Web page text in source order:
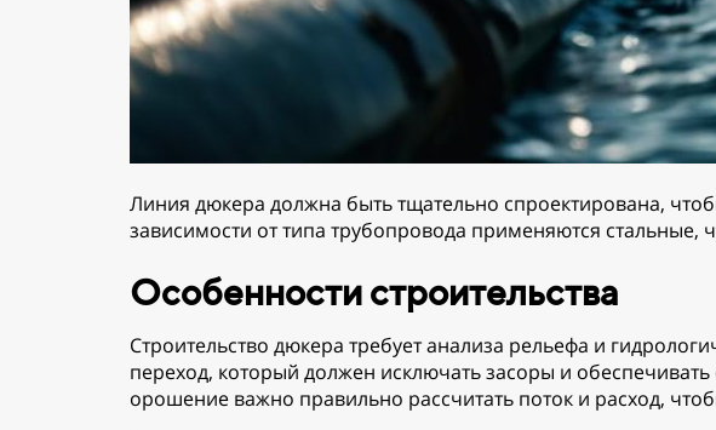
Линия дюкера должна быть тщательно спроектирована,
зависимости от типа трубопровода применяются
Особенности строительства
Строительство дюкера требует анализа рельефа и
переход, который должен исключать засоры и
орошение важно правильно рассчитать поток и расход,